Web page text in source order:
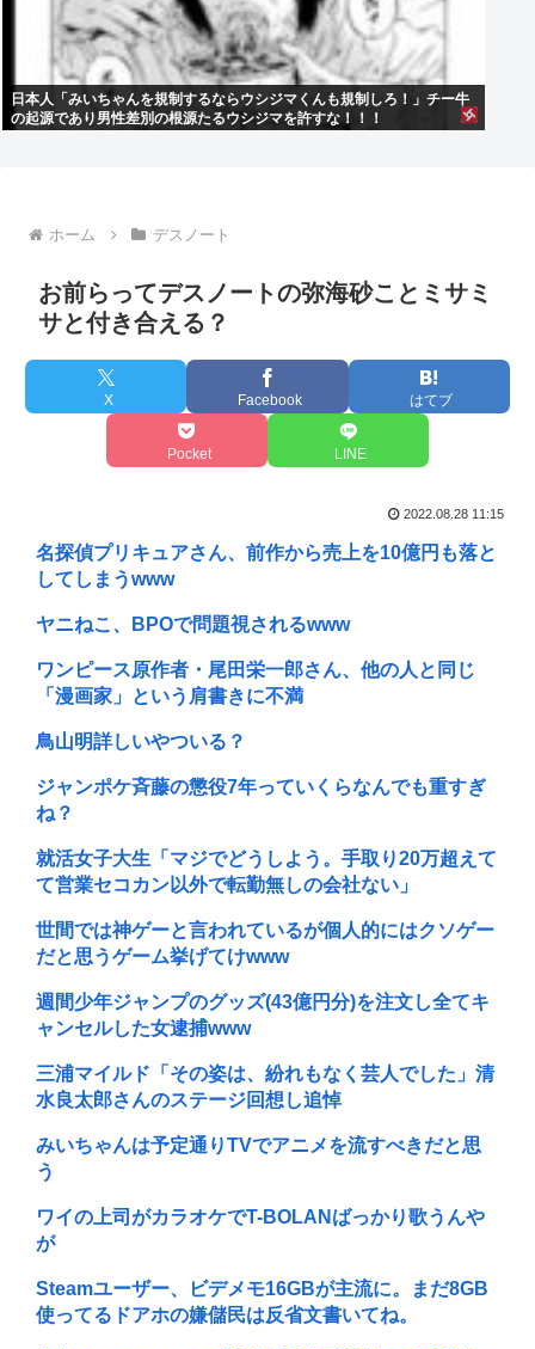
日本人「みいちゃんを規制するならウシジマくんも規制しろ！」チー牛
の起源であり男性差別の根源たるウシジマを許すな！！！
ホーム デスノート
お前らってデスノートの弥海砂ことミサミ
サと付き合える？
X Facebook はてブ
Pocket LINE
2022.08.28 11:15
名探偵プリキュアさん、前作から売上を10億円も落と
してしまうwww
ヤニねこ、BPOで問題視されるwww
ワンピース原作者・尾田栄一郎さん、他の人と同じ
「漫画家」という肩書きに不満
鳥山明詳しいやついる？
ジャンポケ斉藤の懲役7年っていくらなんでも重すぎ
ね？
就活女子大生「マジでどうしよう。手取り20万超えて
て営業セコカン以外で転勤無しの会社ない」
世間では神ゲーと言われているが個人的にはクソゲー
だと思うゲーム挙げてけwww
週間少年ジャンプのグッズ(43億円分)を注文し全てキ
ャンセルした女逮捕www
三浦マイルド「その姿は、紛れもなく芸人でした」清
水良太郎さんのステージ回想し追悼
みいちゃんは予定通りTVでアニメを流すべきだと思
う
ワイの上司がカラオケでT-BOLANばっかり歌うんや
が
Steamユーザー、ビデメモ16GBが主流に。まだ8GB
使ってるドアホの嫌儲民は反省文書いてね。